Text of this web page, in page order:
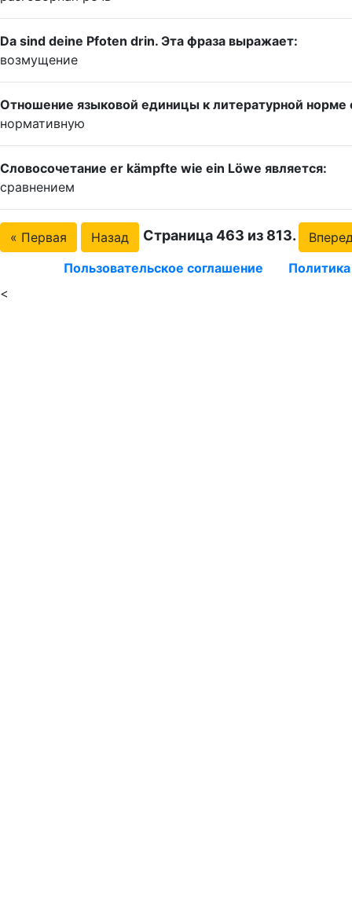
Da sind deine Pfoten drin. Эта фраза выражает:
возмущение
Отношение языковой единицы к литературной норме
нормативную
Словосочетание er kämpfte wie ein Löwe является:
сравнением
« Первая Назад Страница 463 из 813.
Пользовательское соглашение
<